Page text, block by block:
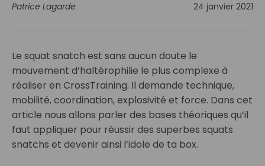
Patrice Lagarde 24 janvier 2021
Le squat snatch est sans aucun doute le
mouvement d’haltérophilie le plus complexe à
réaliser en CrossTraining. Il demande technique,
mobilité, coordination, explosivité et force. Dans cet
article nous allons parler des bases théoriques qu’il
faut appliquer pour réussir des superbes squats
snatchs et devenir ainsi l’idole de ta box.